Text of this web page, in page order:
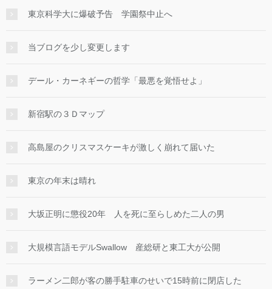
東京科学大に爆破予告 学園祭中止へ
当ブログを少し変更します
デール・カーネギーの哲学「最悪を覚悟せよ」
新宿駅の３Ｄマップ
高島屋のクリスマスケーキが激しく崩れて届いた
東京の年末は晴れ
大坂正明に懲役20年 人を死に至らしめた二人の男
大規模言語モデルSwallow 産総研と東工大が公開
ラーメン二郎が客の勝手駐車のせいで15時前に閉店した